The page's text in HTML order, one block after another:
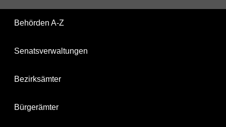
Behörden A-Z
Senatsverwaltungen
Bezirksämter
Bürgerämter